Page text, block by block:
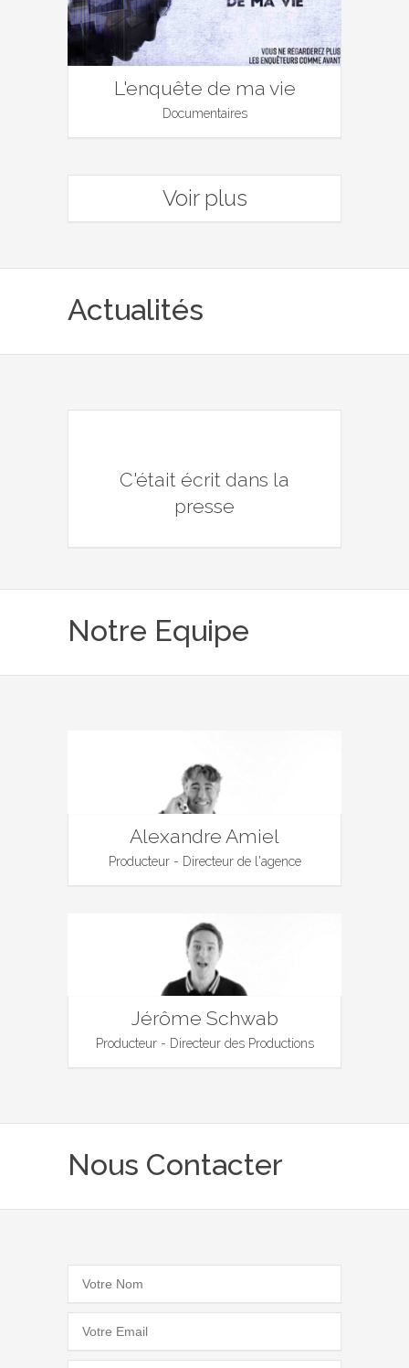
L'enquête de ma vie
Documentaires
Voir plus
Actualités
C'était écrit dans la
presse
Notre Equipe
Alexandre Amiel
Producteur - Directeur de l'agence
Jérôme Schwab
Producteur - Directeur des Productions
Nous Contacter